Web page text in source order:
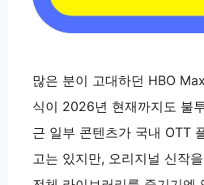
많은 분이 고대하던 HBO
식이 2026년 현재까지도 불
근 일부 콘텐츠가 국내 OTT
고는 있지만, 오리지널 신작